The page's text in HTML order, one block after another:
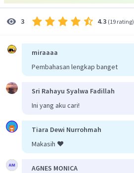
3 4.3 (19 rating)
miraaaa
Pembahasan lengkap banget
Sri Rahayu Syalwa Fadillah
Ini yang aku cari!
Tiara Dewi Nurrohmah
Makasih ❤️
AGNES MONICA